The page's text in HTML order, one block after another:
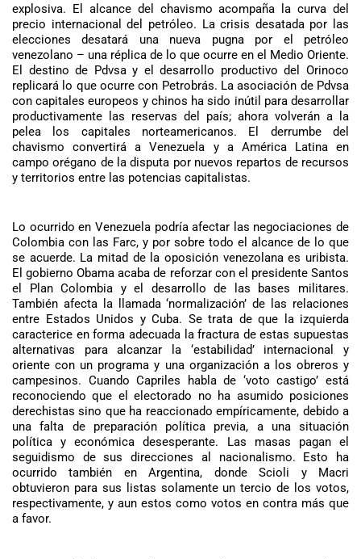
explosiva. El alcance del chavismo acompaña la curva del
precio internacional del petróleo. La crisis desatada por las
elecciones desatará una nueva pugna por el petróleo
venezolano – una réplica de lo que ocurre en el Medio Oriente.
El destino de Pdvsa y el desarrollo productivo del Orinoco
replicará lo que ocurre con Petrobrás. La asociación de Pdvsa
con capitales europeos y chinos ha sido inútil para desarrollar
productivamente las reservas del país; ahora volverán a la
pelea los capitales norteamericanos. El derrumbe del
chavismo convertirá a Venezuela y a América Latina en
campo orégano de la disputa por nuevos repartos de recursos
y territorios entre las potencias capitalistas.
Lo ocurrido en Venezuela podría afectar las negociaciones de
Colombia con las Farc, y por sobre todo el alcance de lo que
se acuerde. La mitad de la oposición venezolana es uribista.
El gobierno Obama acaba de reforzar con el presidente Santos
el Plan Colombia y el desarrollo de las bases militares.
También afecta la llamada ‘normalización’ de las relaciones
entre Estados Unidos y Cuba. Se trata de que la izquierda
caracterice en forma adecuada la fractura de estas supuestas
alternativas para alcanzar la ‘estabilidad’ internacional y
oriente con un programa y una organización a los obreros y
campesinos. Cuando Capriles habla de ‘voto castigo’ está
reconociendo que el electorado no ha asumido posiciones
derechistas sino que ha reaccionado empíricamente, debido a
una falta de preparación política previa, a una situación
política y económica desesperante. Las masas pagan el
seguidismo de sus direcciones al nacionalismo. Esto ha
ocurrido también en Argentina, donde Scioli y Macri
obtuvieron para sus listas solamente un tercio de los votos,
respectivamente, y aun estos como votos en contra más que
a favor.